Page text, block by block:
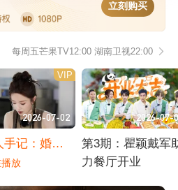
立刻购买
每周五芒果TV12:00 湖南卫视22:00
2026-07-02
VIP
手记：婚宴
题
放
2026-07-
第3期：瞿颖戴军
力餐厅开业